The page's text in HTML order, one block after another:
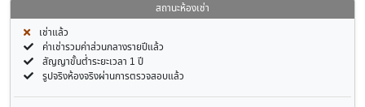
สถานะห้องเช่า
เช่าแล้ว
ค่าเช่ารวมค่าส่วนกลางรายปีแล้ว
สัญญาขั้นต่ำระยะเวลา 1 ปี
รูปจริงห้องจริงผ่านการตรวจสอบแล้ว